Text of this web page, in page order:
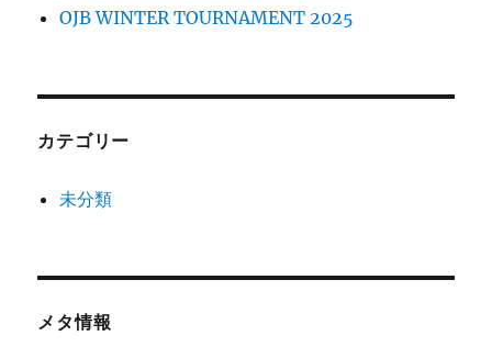
OJB WINTER TOURNAMENT 2025
カテゴリー
未分類
メタ情報